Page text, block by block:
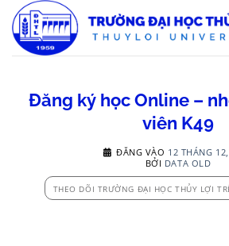
qua
nội
Đăng ký học Online –
viên K49
ĐĂNG VÀO 12 THÁNG
BỞI DATA OLD
THEO DÕI TRƯỜNG ĐẠI HỌC THỦY LỢI